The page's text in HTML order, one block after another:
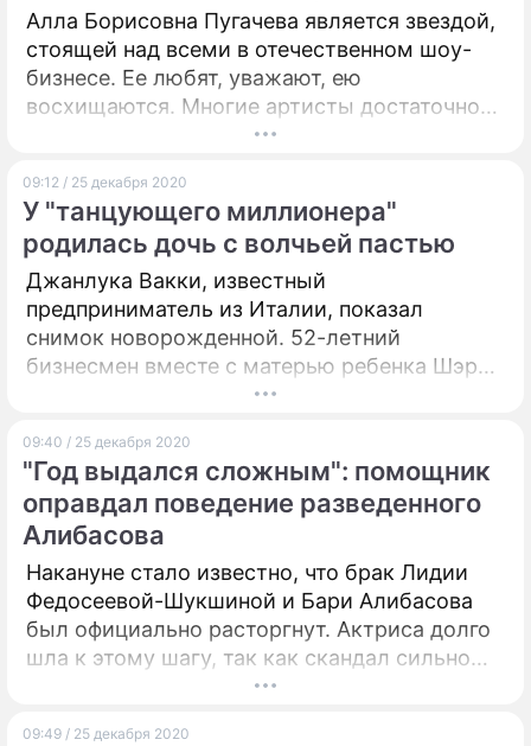
Алла Борисовна Пугачева является звездой,
стоящей над всеми в отечественном шоу-
бизнесе. Ее любят, уважают, ею
восхищаются. Многие артисты достаточно
близко общаются с Примадонной, однако не
09:12 / 25 декабря 2020
У "танцующего миллионера"
родилась дочь с волчьей пастью
Джанлука Вакки, известный
предприниматель из Италии, показал
снимок новорожденной. 52-летний
бизнесмен вместе с матерью ребенка Шэрон
Фонсека приняли участие в фотосессии для
09:40 / 25 декабря 2020
"Год выдался сложным": помощник
оправдал поведение разведенного
Алибасова
Накануне стало известно, что брак Лидии
Федосеевой-Шукшиной и Бари Алибасова
был официально расторгнут. Актриса долго
шла к этому шагу, так как скандал сильно
отразился на ее здоровье и моральном
09:49 / 25 декабря 2020